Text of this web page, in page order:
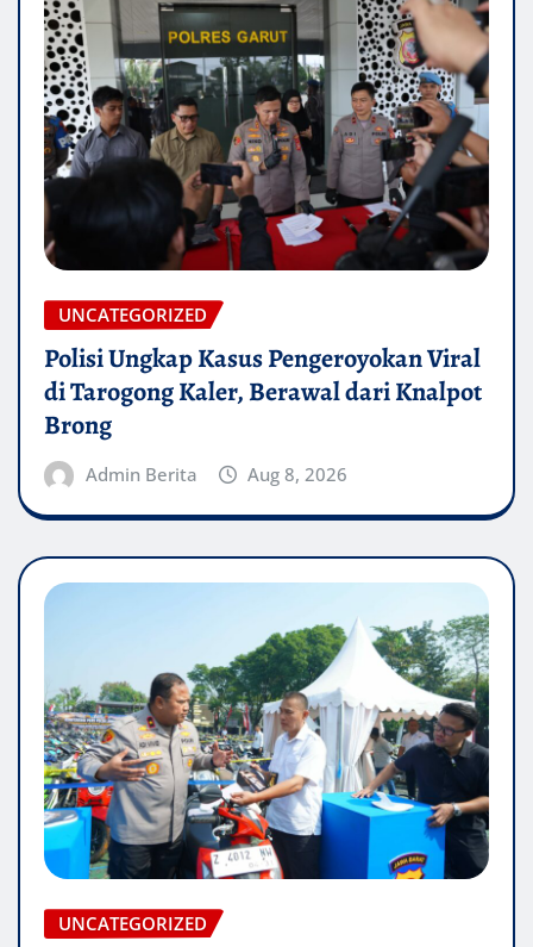
UNCATEGORIZED
Polisi Ungkap Kasus Pengeroyokan Viral
di Tarogong Kaler, Berawal dari Knalpot
Brong
Admin Berita Aug 8, 2026
UNCATEGORIZED